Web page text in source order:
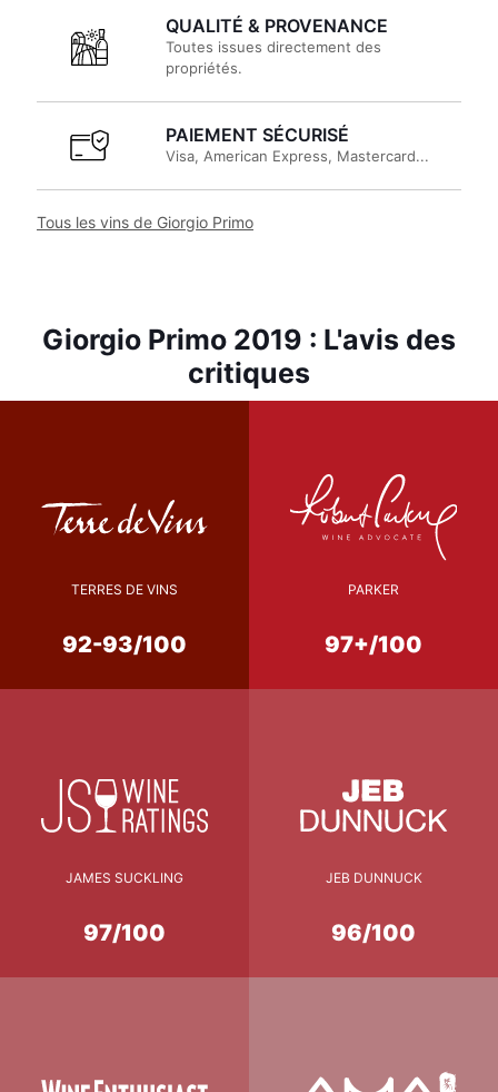
QUALITÉ & PROVENANCE
Toutes issues directement des
propriétés.
PAIEMENT SÉCURISÉ
Visa, American Express, Mastercard...
Tous les vins de Giorgio Primo
Giorgio Primo 2019 : L'avis des
critiques
TERRES DE VINS
92-93/100
PARKER
97+/100
JAMES SUCKLING
97/100
JEB DUNNUCK
96/100